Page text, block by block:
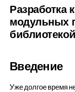
Разработка
модульных
Введение
Уже долгое время